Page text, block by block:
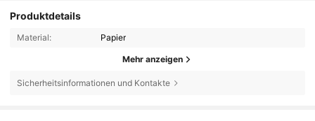
Produktdetails
Material: Papier
Mehr anzeigen
Sicherheitsinformationen und Kontakte